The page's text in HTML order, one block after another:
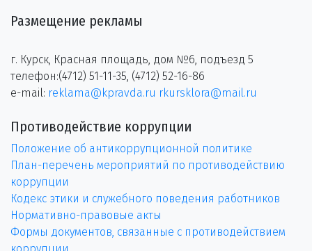
Размещение рекламы
г. Курск, Красная площадь, дом №6, подъезд 5
телефон:(4712) 51-11-35, (4712) 52-16-86
e-mail: reklama@kpravda.ru rkursklora@mail.ru
Противодействие коррупции
Положение об антикоррупционной политике
План-перечень мероприятий по противодействию
коррупции
Кодекс этики и служебного поведения работников
Нормативно-правовые акты
Формы документов, связанные с противодействием
коррупции